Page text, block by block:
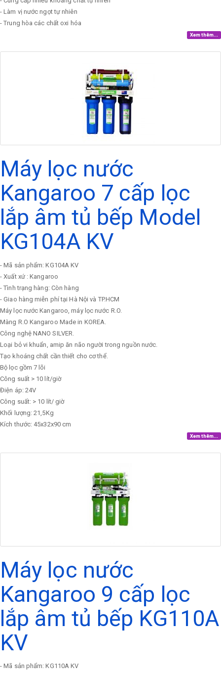
- Làm vị nước ngọt tự nhiên
- Trung hòa các chất oxi hóa
Xem thêm...
Máy lọc nước
Kangaroo 7 cấp lọc
lắp âm tủ bếp Model
KG104A KV
- Mã sản phẩm: KG104A KV
- Xuất xứ : Kangaroo
- Tình trạng hàng: Còn hàng
- Giao hàng miễn phí tại Hà Nội và TP.HCM
Máy lọc nước Kangaroo, máy lọc nước R.O.
Màng R.O Kangaroo Made in KOREA.
Công nghệ NANO SILVER.
Loại bỏ vi khuẩn, amip ăn não người trong nguồn nước.
Tạo khoáng chất cần thiết cho cơ thể.
Bộ lọc gồm 7 lõi
Công suất > 10 lít/giờ
Điện áp: 24V
Công suất: > 10 lít/ giờ
Khối lượng: 21,5Kg
Kích thước: 45x32x90 cm
Xem thêm...
Máy lọc nước
Kangaroo 9 cấp lọc
lắp âm tủ bếp KG110A
KV
- Mã sản phẩm: KG110A KV